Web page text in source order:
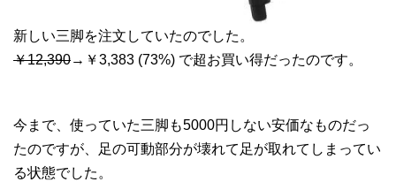
新しい三脚を注文していたのでした。
￥12,390→￥3,383 (73%) で超お買い得だったのです。
今まで、使っていた三脚も5000円しない安価なものだっ
たのですが、足の可動部分が壊れて足が取れてしまってい
る状態でした。